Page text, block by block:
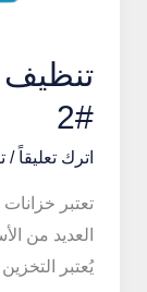
تنظيف
#2
اترك تعليقاً /
تعتبر
العديد من
يُعتبر